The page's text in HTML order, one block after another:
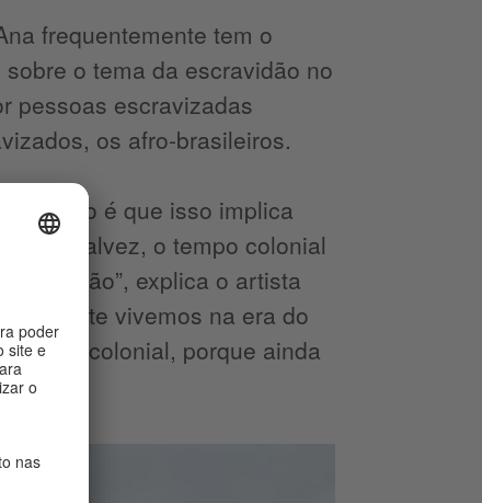
frequentemente tem o
o tema da escravidão no
pessoas escravizadas
os afro-brasileiros.
A razão é que isso implica
que, talvez, o tempo colonial
explica o artista
vivemos na era do
há pós-colonial, porque ainda